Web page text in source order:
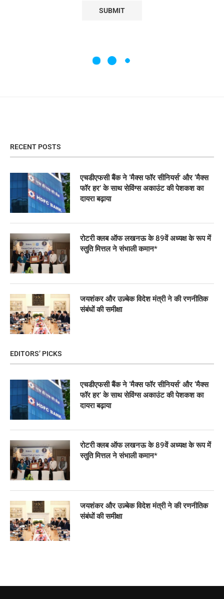
RECENT POSTS
एचडीएफसी बैंक ने ‘मैक्स फॉर सीनियर्स’ और ‘मैक्स
फॉर हर’ के साथ सेविंग्स अकाउंट की पेशकश का
दायरा बढ़ाया
रोटरी क्लब ऑफ लखनऊ के 89वें अध्यक्ष के रूप में
स्तुति मित्तल ने संभाली कमान*
जयशंकर और उज़्बेक विदेश मंत्री ने की रणनीतिक
संबंधों की समीक्षा
EDITORS’ PICKS
एचडीएफसी बैंक ने ‘मैक्स फॉर सीनियर्स’ और ‘मैक्स
फॉर हर’ के साथ सेविंग्स अकाउंट की पेशकश का
दायरा बढ़ाया
रोटरी क्लब ऑफ लखनऊ के 89वें अध्यक्ष के रूप में
स्तुति मित्तल ने संभाली कमान*
जयशंकर और उज़्बेक विदेश मंत्री ने की रणनीतिक
संबंधों की समीक्षा